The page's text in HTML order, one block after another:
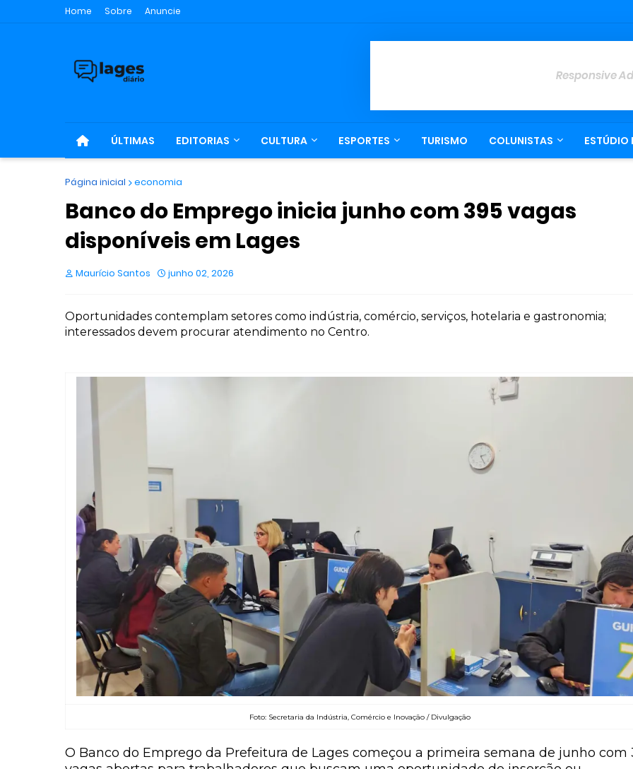
Home Sobre Anuncie
Responsive
ÚLTIMAS EDITORIAS CULTURA ESPORTES TURISMO COLUNISTAS ESTÚDIO
Página inicial economia
Banco do Emprego inicia junho com 395 vagas
disponíveis em Lages
Maurício Santos junho 02, 2026
Oportunidades contemplam setores como indústria, comércio, serviços, hotelaria e gastronomia;
interessados devem procurar atendimento no Centro.
Foto: Secretaria da Indústria, Comércio e Inovação / Divulgação
O Banco do Emprego da Prefeitura de Lages começou a primeira semana de junho com